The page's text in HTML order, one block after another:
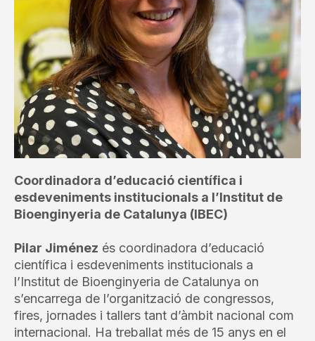
Coordinadora d’educació científica i
esdeveniments institucionals a l’Institut de
Bioenginyeria de Catalunya (IBEC)
Pilar Jiménez és coordinadora d’educació
científica i esdeveniments institucionals a
l’Institut de Bioenginyeria de Catalunya on
s’encarrega de l’organització de congressos,
fires, jornades i tallers tant d’àmbit nacional com
internacional. Ha treballat més de 15 anys en el